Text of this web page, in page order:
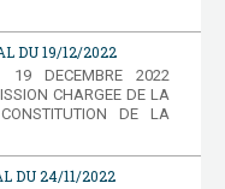
DU 19/12/2022
19 DECEMBRE 2022
CHARGEE DE LA
DE LA
DU 24/11/2022